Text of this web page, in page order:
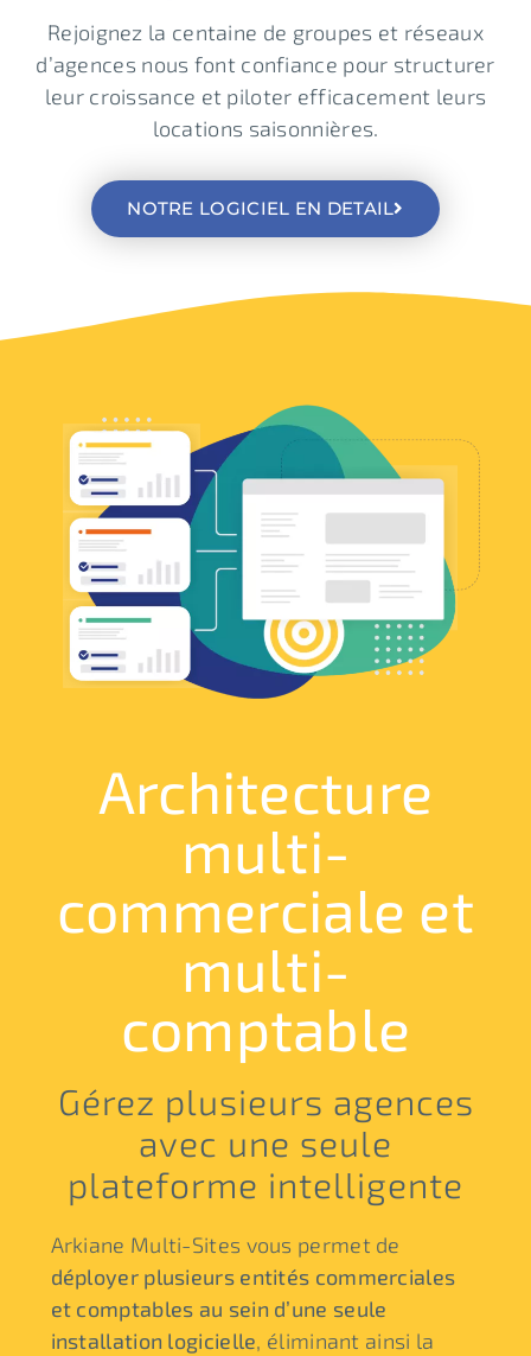
Rejoignez la centaine de groupes et réseaux
d’agences nous font confiance pour structurer
leur croissance et piloter efficacement leurs
locations saisonnières.
NOTRE LOGICIEL EN DETAIL
Architecture
multi-
commerciale et
multi-
comptable
Gérez plusieurs agences
avec une seule
plateforme intelligente
Arkiane Multi-Sites vous permet de
déployer plusieurs entités commerciales
et comptables au sein d’une seule
installation logicielle, éliminant ainsi la